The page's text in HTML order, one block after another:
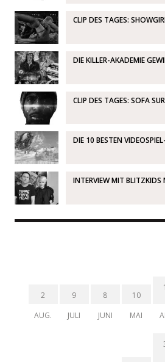
CLIP DES TAGES:
DIE KILLER-AKADEMIE
CLIP DES TAGES: SOFA
DIE 10 BESTEN
INTERVIEW MIT BLITZKIDS
2
AUG.
9
JULI
8
JUNI
10
MAI